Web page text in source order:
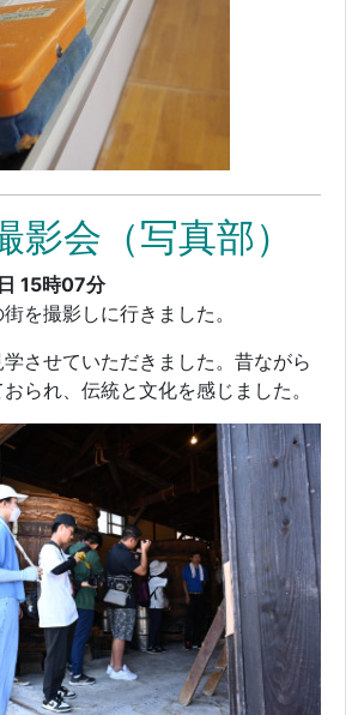
影会（写真部）
15時07分
を撮影しに行きました。
させていただきました。昔ながら
られ、伝統と文化を感じました。